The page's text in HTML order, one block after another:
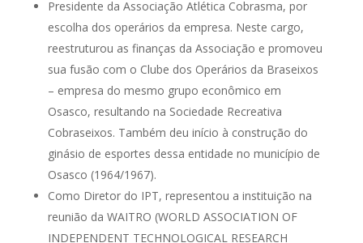
Presidente da Associação Atlética Cobrasma, por
escolha dos operários da empresa. Neste cargo,
reestruturou as finanças da Associação e promoveu
sua fusão com o Clube dos Operários da Braseixos
– empresa do mesmo grupo econômico em
Osasco, resultando na Sociedade Recreativa
Cobraseixos. Também deu início à construção do
ginásio de esportes dessa entidade no município de
Osasco (1964/1967).
Como Diretor do IPT, representou a instituição na
reunião da WAITRO (WORLD ASSOCIATION OF
INDEPENDENT TECHNOLOGICAL RESEARCH